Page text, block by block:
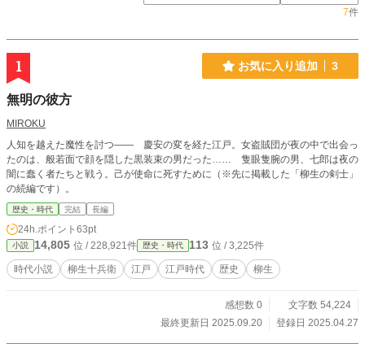
7件
1 お気に入り追加 3
無明の彼方
MIROKU
人知を越えた魔性を討つ―― 慶安の変を経た江戸。女盗賊団が夜の中で出会っ
たのは、般若面で顔を隠した黒装束の男だった…… 隻眼隻腕の男、七郎は夜の
闇に蠢く者たちと戦う。己が使命に死すために（※先に掲載した「柳生の剣士」
の続編です）。
歴史・時代 完結 長編
24h.ポイント 63pt
小説 14,805 位 / 228,921件 歴史・時代 113 位 / 3,225件
時代小説 柳生十兵衛 江戸 江戸時代 歴史 柳生
感想数 0
文字数 54,224
最終更新日 2025.09.20
登録日 2025.04.27